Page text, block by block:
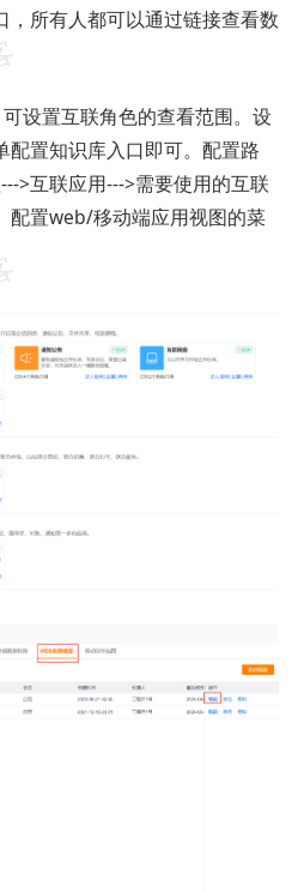
，所有人都可以通过链接查看数
设置互联角色的查看范围。设
配置知识库入口即可。配置路
>互联应用--->需要使用的互联
配置web/移动端应用视图的菜